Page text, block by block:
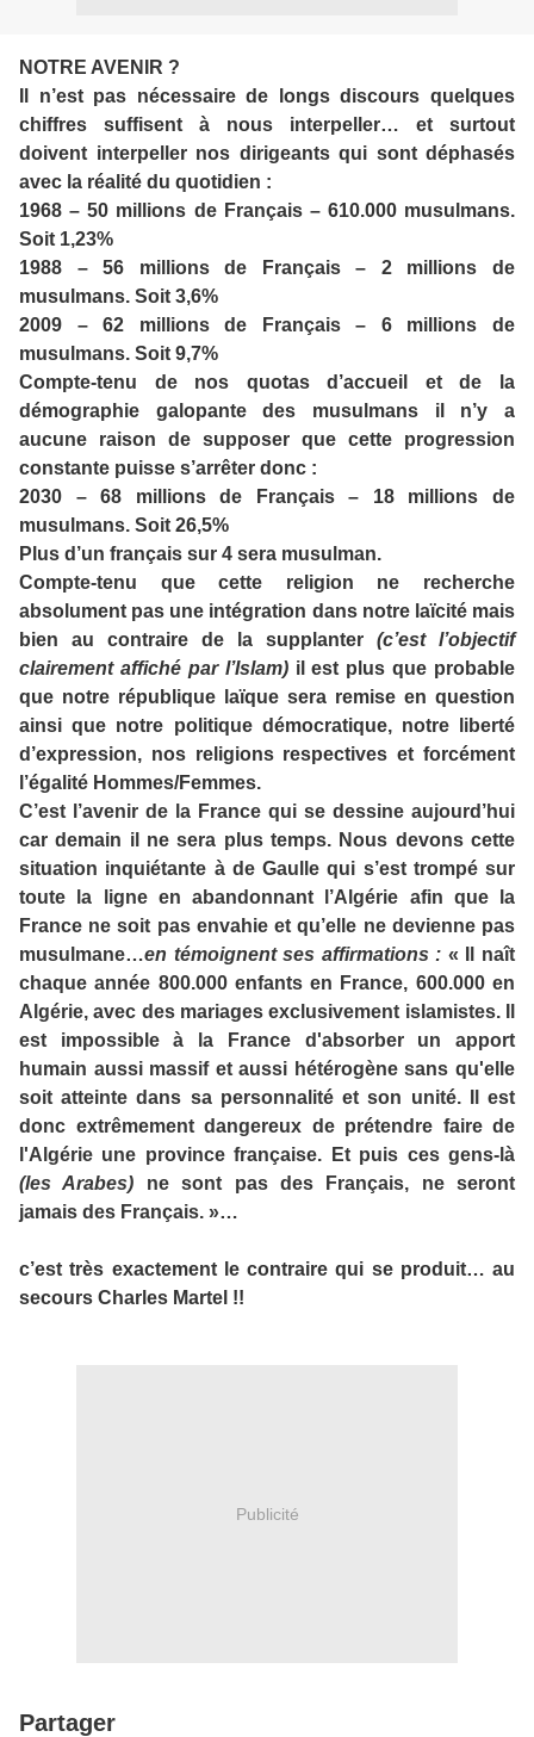
NOTRE AVENIR ?
Il n’est pas nécessaire de longs discours quelques
chiffres suffisent à nous interpeller… et surtout
doivent interpeller nos dirigeants qui sont déphasés
avec la réalité du quotidien :
1968 – 50 millions de Français – 610.000 musulmans.
Soit 1,23%
1988 – 56 millions de Français – 2 millions de
musulmans. Soit 3,6%
2009 – 62 millions de Français – 6 millions de
musulmans. Soit 9,7%
Compte-tenu de nos quotas d’accueil et de la
démographie galopante des musulmans il n’y a
aucune raison de supposer que cette progression
constante puisse s’arrêter donc :
2030 – 68 millions de Français – 18 millions de
musulmans. Soit 26,5%
Plus d’un français sur 4 sera musulman.
Compte-tenu que cette religion ne recherche
absolument pas une intégration dans notre laïcité mais
bien au contraire de la supplanter (c’est l’objectif
clairement affiché par l’Islam)il est plus que probable
que notre république laïque sera remise en question
ainsi que notre politique démocratique, notre liberté
d’expression, nos religions respectives et forcément
l’égalité Hommes/Femmes.
C’est l’avenir de la France qui se dessine aujourd’hui
car demain il ne sera plus temps. Nous devons cette
situation inquiétante à de Gaulle qui s’est trompé sur
toute la ligne en abandonnant l’Algérie afin que la
France ne soit pas envahie et qu’elle ne devienne pas
musulmane…en témoignent ses affirmations : « Il naît
chaque année 800.000 enfants en France, 600.000 en
Algérie, avec des mariages exclusivement islamistes. Il
est impossible à la France d'absorber un apport
humain aussi massif et aussi hétérogène sans qu'elle
soit atteinte dans sa personnalité et son unité. Il est
donc extrêmement dangereux de prétendre faire de
l'Algérie une province française. Et puis ces gens-là
(les Arabes) ne sont pas des Français, ne seront
jamais des Français. »…
c’est très exactement le contraire qui se produit… au
secours Charles Martel !!
Publicité
Partager